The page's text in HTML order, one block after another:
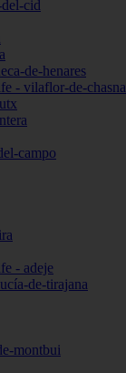
cid
de-henares
- vilaflor-de-chasna
campo
- adeje
de-tirajana
montbui